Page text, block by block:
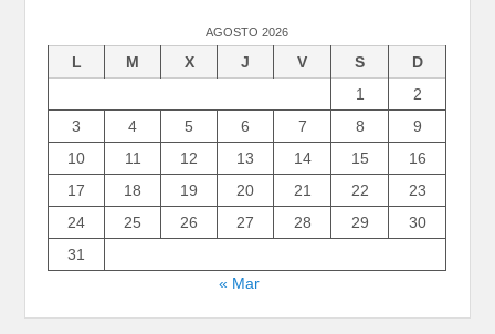
AGOSTO 2026
L M X J V S
D
1
2
3
4 5 6 7 8
9
10
11 12 13 14 15
16
17
18 19 20 21 22
23
24
25 26 27 28 29
30
31
« Mar